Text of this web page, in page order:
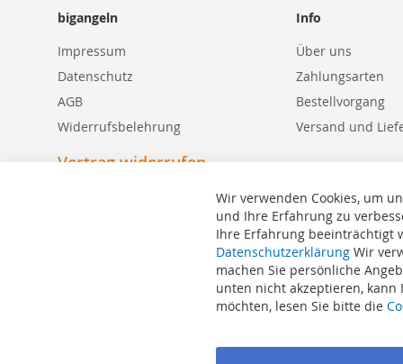
bigangeln
Impressum
Datenschutz
AGB
Widerrufsbelehrung
Vertrag widerrufen
Info
Über uns
Zahlungsarten
Bestellvorgang
Versand und
Bestellungen und Rücksendungen
Wir verwenden Cookies, um
und Ihre Erfahrung zu
Ihre Erfahrung beeinträchtigt
Datenschutzerklärung Wir
machen Sie persönliche
unten nicht akzeptieren,
möchten, lesen Sie bitte die